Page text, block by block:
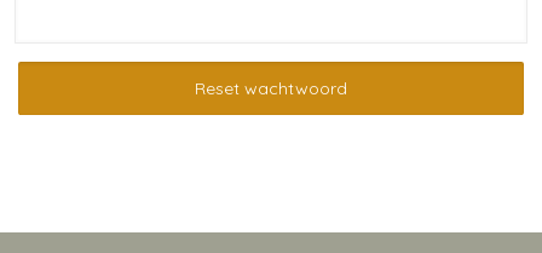
Reset wachtwoord